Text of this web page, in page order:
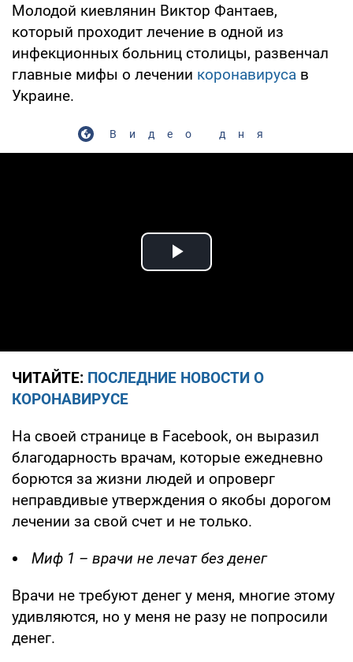
Молодой киевлянин Виктор Фантаев,
который проходит лечение в одной из
инфекционных больниц столицы, развенчал
главные мифы о лечении коронавируса в
Украине.
Видео дня
Play Video
ЧИТАЙТЕ: ПОСЛЕДНИЕ НОВОСТИ О
КОРОНАВИРУСЕ
На своей странице в Facebook, он выразил
благодарность врачам, которые ежедневно
борются за жизни людей и опроверг
неправдивые утверждения о якобы дорогом
лечении за свой счет и не только.
Миф 1 – врачи не лечат без денег
Врачи не требуют денег у меня, многие этому
удивляются, но у меня не разу не попросили
денег.